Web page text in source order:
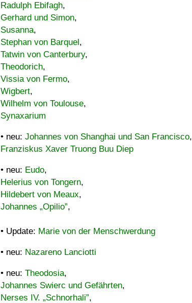
Radulph Ebifagh,
Gerhard und Simon,
Susanna,
Stephan von Barquel,
Tatwin von Canterbury,
Theodorich,
Vissia von Fermo,
Wigbert,
Wilhelm von Toulouse,
Synaxarium
• neu: Johannes von Shanghai und San Francisco,
Franziskus Xaver Truong Buu Diep
• neu: Eudo,
Helerius von Tongern,
Hildebert von Meaux,
Johannes „Opilio”,
• Update: Marie von der Menschwerdung
• neu: Nazareno Lanciotti
• neu: Theodosia,
Johannes Swierc und Gefährten,
Nerses IV. „Schnorhali”,